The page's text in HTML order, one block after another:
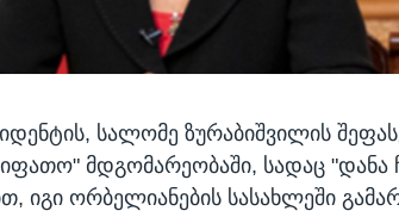
სალომე ზურაბიშვილის
მდგომარეობაში, სადაც "დანა
იგი ორბელიანების სასახლეში